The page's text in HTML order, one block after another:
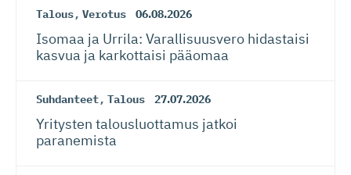
Talous, Verotus 06.08.2026
Isomaa ja Urrila: Varallisuusvero hidastaisi
kasvua ja karkottaisi pääomaa
Suhdanteet, Talous 27.07.2026
Yritysten talousluottamus jatkoi
paranemista